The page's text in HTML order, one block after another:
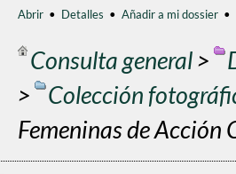
Abrir • Detalles • Añadir a mi dossier •
Consulta general>
>
Colección
Femeninas de Acción